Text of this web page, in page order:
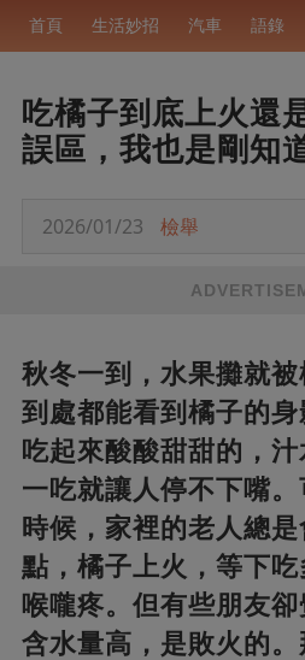
首頁 生活妙招 汽車 語錄
吃橘子到底上火還
誤區，我也是剛知
2026/01/23 檢舉
秋冬一到，水果攤就被
到處都能看到橘子的
吃起來酸酸甜甜的，汁
一吃就讓人停不下嘴
時候，家裡的老人總
點，橘子上火，等下吃
喉嚨疼。但有些朋友
含水量高，是敗火的